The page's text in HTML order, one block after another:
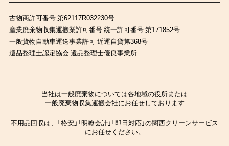
古物商許可番号 第62117R032230号
産業廃棄物収集運搬業許可番号 統一許可番号 第171852号
一般貨物自動車運送事業許可 近運自貨第368号
遺品整理士認定協会 遺品整理士優良事業所
当社は一般廃棄物については各地域の役所または
一般廃棄物収集運搬会社にお任せしております
不用品回収は、「格安」「明瞭会計」「即日対応」の関西クリーンサービス
にお任せください。